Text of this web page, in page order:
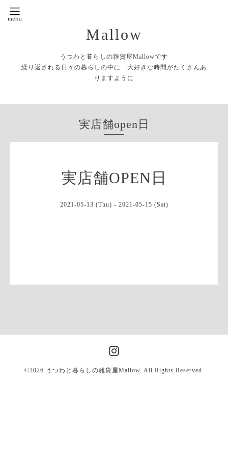
Mallow
うつわと暮らしの雑貨屋Mallowです
繰り返される日々の暮らしの中に 大好きな時間がたくさんあ
りますように
実店舗open日
実店舗OPEN日
2021-05-13 (Thu) - 2021-05-15 (Sat)
©2026 うつわと暮らしの雑貨屋Mallow. All Rights Reserved.